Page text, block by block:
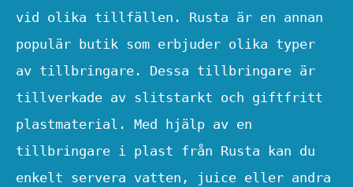
vid olika tillfällen. Rusta är en annan
populär butik som erbjuder olika typer
av tillbringare. Dessa tillbringare är
tillverkade av slitstarkt och giftfritt
plastmaterial. Med hjälp av en
tillbringare i plast från Rusta kan du
enkelt servera vatten, juice eller andra